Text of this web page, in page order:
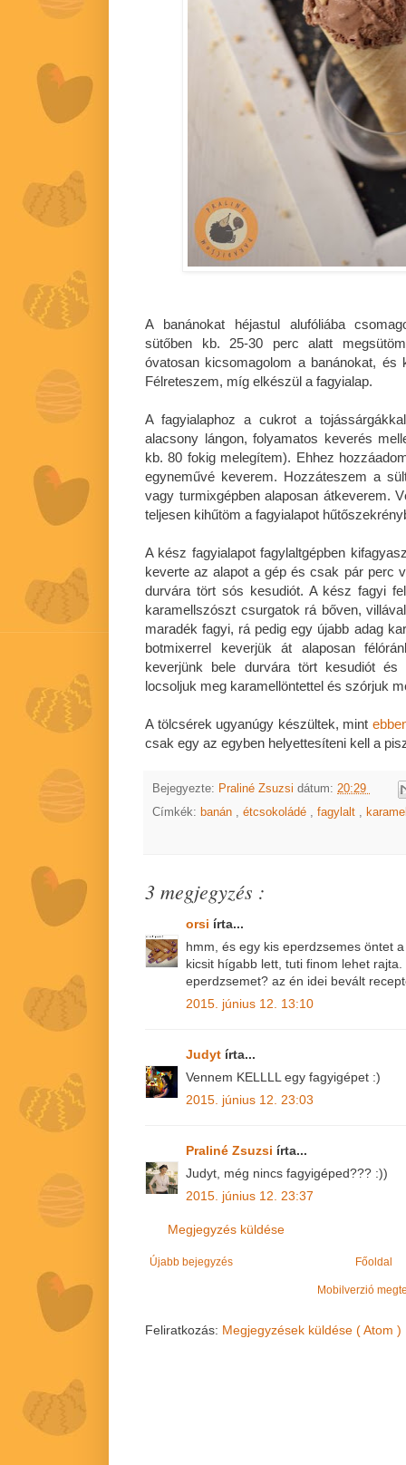
A banánokat héjastul alufóliába
sütőben kb. 25-30 perc alatt
óvatosan kicsomagolom a banánokat, és
Félreteszem, míg elkészül a fagyialap.
A fagyialaphoz a cukrot a
alacsony lángon, folyamatos keverés
kb. 80 fokig melegítem). Ehhez
egyneművé keverem. Hozzáteszem a
vagy turmixgépben alaposan átkeverem.
teljesen kihűtöm a fagyialapot
A kész fagyialapot fagylaltgépben
keverte az alapot a gép és csak pár perc
durvára tört sós kesudiót. A kész fagyi
karamellszószt csurgatok rá bőven,
maradék fagyi, rá pedig egy újabb adag
botmixerrel keverjük át alaposan
keverjünk bele durvára tört kesudiót
locsoljuk meg karamellöntettel és szórjuk
A tölcsérek ugyanúgy készültek, mint
csak egy az egyben helyettesíteni kell a
Bejegyezte: Praliné Zsuzsi dátum: 20:29
Címkék: banán , étcsokoládé , fagylalt ,
3 megjegyzés :
orsi írta...
hmm, és egy kis eperdzsemes öntet
kicsit hígabb lett, tuti finom lehet
eperdzsemet? az én idei bevált
2015. június 12. 13:10
Judyt írta...
Vennem KELLLL egy fagyigépet :)
2015. június 12. 23:03
Praliné Zsuzsi írta...
Judyt, még nincs fagyigéped??? :))
2015. június 12. 23:37
Megjegyzés küldése
Újabb bejegyzés Főoldal
Mobilverzió
Feliratkozás: Megjegyzések küldése ( Atom )